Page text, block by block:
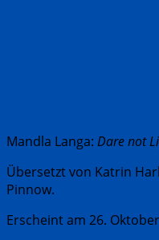
Mandla Langa: Dare not
Übersetzt von Katrin
Pinnow.
Erscheint am 26.